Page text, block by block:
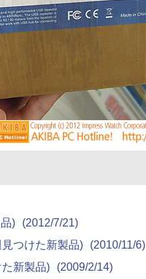
)
(2012/7/21)
つけた新製品)
(2010/11/6)
新製品)
(2009/2/14)